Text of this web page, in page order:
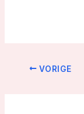
VORIGE